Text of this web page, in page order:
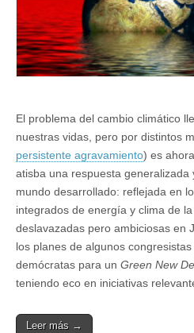
El problema del cambio climático
nuestras vidas, pero por distintos
persistente agravamiento) es
atisba una respuesta
mundo desarrollado: reflejada en
integrados de energía y clima de
deslavazadas pero ambiciosas en
los planes de algunos
demócratas para un Green New
teniendo eco en iniciativas
Leer más →